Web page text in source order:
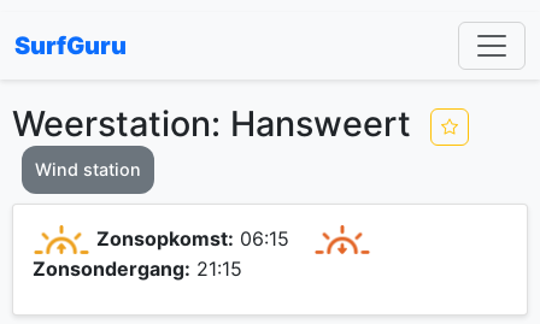
SurfGuru
Weerstation: Hansweert
Wind station
Zonsopkomst: 06:15
Zonsondergang: 21:15